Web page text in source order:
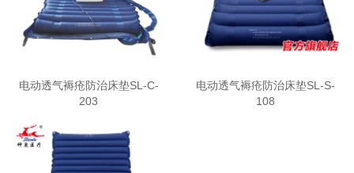
电动透气褥疮防治床垫SL-C-
203
电动透气褥疮防治床垫SL-S-
108